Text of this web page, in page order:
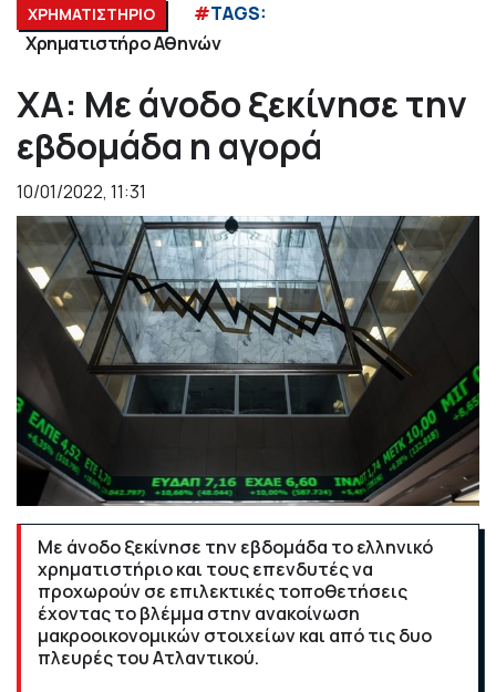
ΧΡΗΜΑΤΙΣΤΗΡΙΟ #TAGS:
Χρηματιστήρο Αθηνών
ΧΑ: Με άνοδο ξεκίνησε την
εβδομάδα η αγορά
10/01/2022, 11:31
Με άνοδο ξεκίνησε την εβδομάδα το ελληνικό
χρηματιστήριο και τους επενδυτές να
προχωρούν σε επιλεκτικές τοποθετήσεις
έχοντας το βλέμμα στην ανακοίνωση
μακροοικονομικών στοιχείων και από τις δυο
πλευρές του Ατλαντικού.